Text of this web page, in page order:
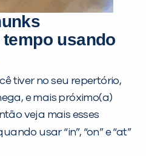
usando
tiver no seu repertório,
e mais próximo(a)
veja mais esses
usar “in”, “on” e “at”